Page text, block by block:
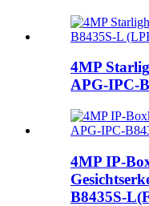
4MP
APG-IPC-
4MP IP-
B8435S-